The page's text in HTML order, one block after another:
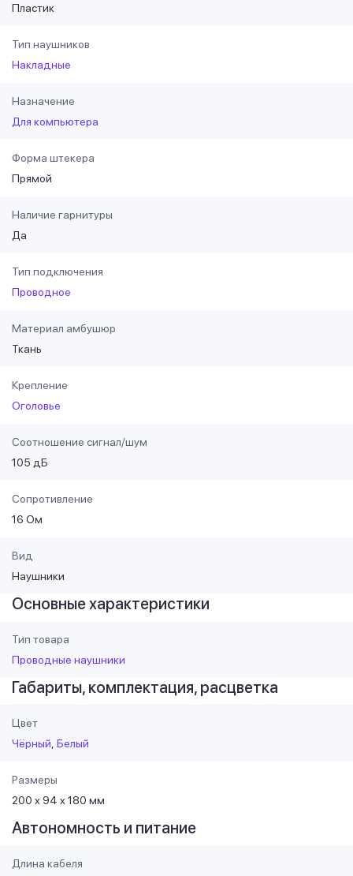
Пластик
Тип наушников
Накладные
Назначение
Для компьютера
Форма штекера
Прямой
Наличие гарнитуры
Да
Тип подключения
Проводное
Материал амбушюр
Ткань
Крепление
Оголовье
Соотношение сигнал/шум
105 дБ
Сопротивление
16 Ом
Вид
Наушники
Основные характеристики
Тип товара
Проводные наушники
Габариты, комплектация, расцветка
Цвет
Чёрный Белый
Размеры
200 х 94 х 180 мм
Автономность и питание
Длина кабеля